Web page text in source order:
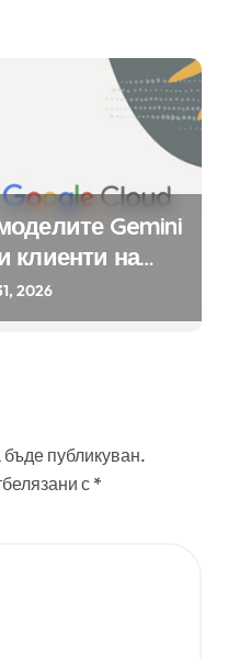
Gemini
клиенти на
2026
публикуван.
с *